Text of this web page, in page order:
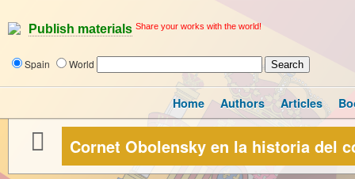
Publish materials Share your works with the world!
Spain World
Home Authors Articles
Cornet Obolensky en la historia del